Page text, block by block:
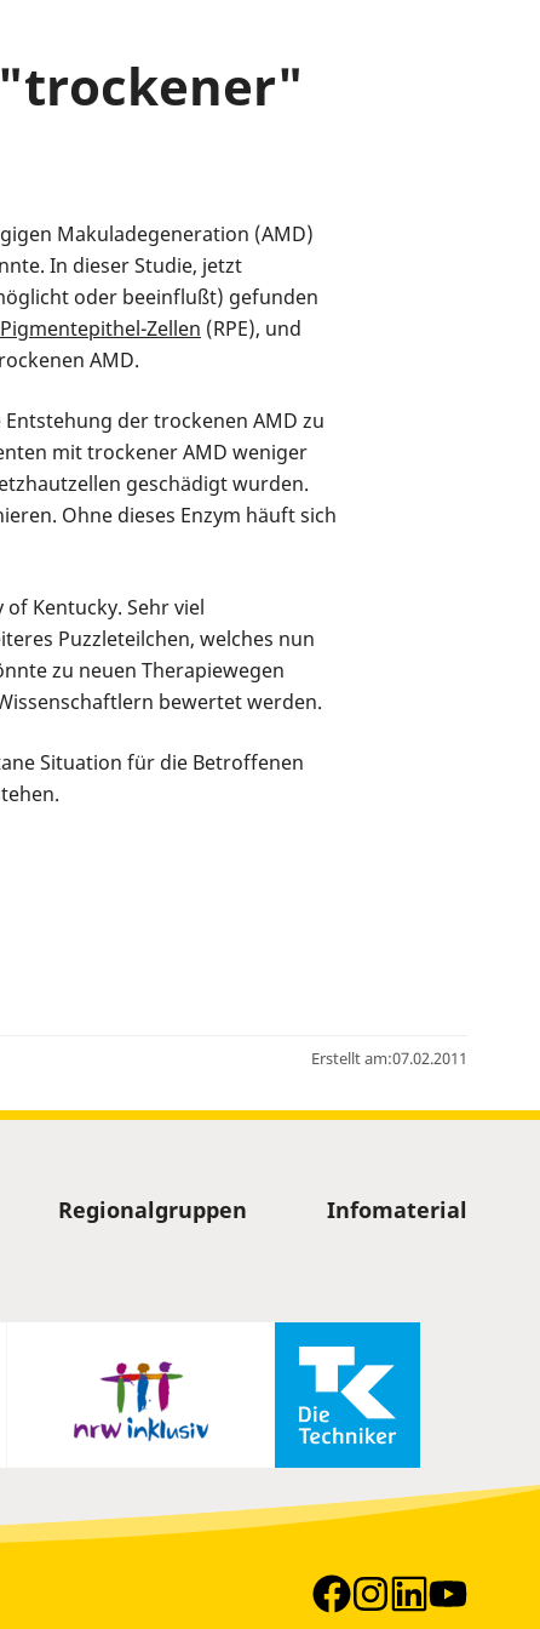
Makuladegeneration (AMD)
In dieser Studie, jetzt
oder beeinflußt) gefunden
Zellen (RPE), und
AMD.
der trockenen AMD zu
mit trockener AMD weniger
geschädigt wurden.
Ohne dieses Enzym häuft sich
Kentucky. Sehr viel
Puzzleteilchen, welches nun
zu neuen Therapiewegen
bewertet werden.
Situation für die Betroffenen
Erstellt am:07.02.2011
Regionalgruppen Infomaterial